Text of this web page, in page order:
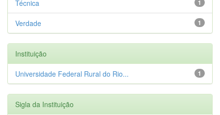
1
Técnica
1
Verdade
Instituição
1
Universidade Federal Rural do Rio...
Sigla da Instituição